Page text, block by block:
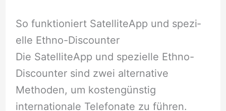
So funktioniert SatelliteApp und spezi­
elle Ethno-Discounter
Die SatelliteApp und spezielle Ethno-
Discounter sind zwei alternative
Methoden, um kostengünstig
internationale Telefonate zu führen.